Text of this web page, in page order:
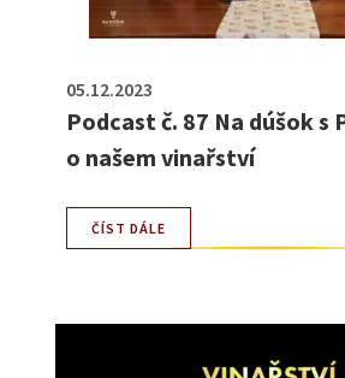
Podcast č. 87 Na dúšok s
o našem vinařství
05.12.2023
ČÍST DÁLE